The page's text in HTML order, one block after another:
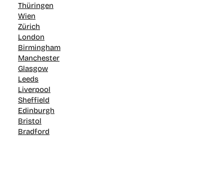
Thüringen
Wien
Zürich
London
Birmingham
Manchester
Glasgow
Leeds
Liverpool
Sheffield
Edinburgh
Bristol
Bradford